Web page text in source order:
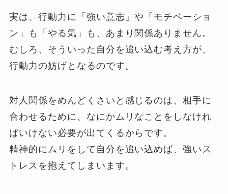
実は、行動力に「強い意志」や「モチベーショ
ン」も「やる気」も、あまり関係ありません。
むしろ、そういった自分を追い込む考え方が、
行動力の妨げとなるのです。
対人関係をめんどくさいと感じるのは、相手に
合わせるために、なにかムリなことをしなけれ
ばいけない必要が出てくるからです。
精神的にムリをして自分を追い込めば、強いス
トレスを抱えてしまいます。